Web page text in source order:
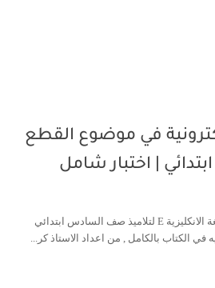
في موضوع القطع
| اختبار شامل
الاختبار الالكتروني في مادة اللغة الانكليزية E لتلاميذ صف السادس ابتدائي
الكتاب بالكامل , من اعداد الاستاذ كر...